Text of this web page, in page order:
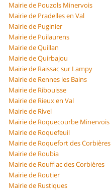
Mairie de Pouzols Minervois
Mairie de Pradelles en Val
Mairie de Puginier
Mairie de Puilaurens
Mairie de Quillan
Mairie de Quirbajou
Mairie de Raissac sur Lampy
Mairie de Rennes les Bains
Mairie de Ribouisse
Mairie de Rieux en Val
Mairie de Rivel
Mairie de Roquecourbe Minervois
Mairie de Roquefeuil
Mairie de Roquefort des Corbières
Mairie de Roubia
Mairie de Rouffiac des Corbières
Mairie de Routier
Mairie de Rustiques